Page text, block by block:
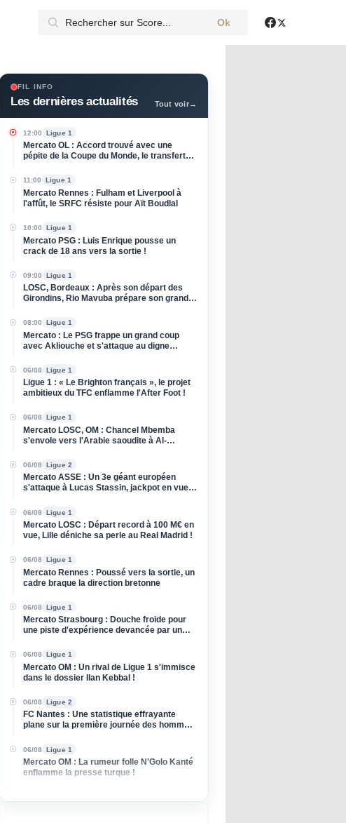
Ok
FIL INFO
Les dernières actualités Tout voir→
12:00 Ligue 1
Mercato OL : Accord trouvé avec une
pépite de la Coupe du Monde, le transfert
11:00 Ligue 1
Mercato Rennes : Fulham et Liverpool à
l'affût, le SRFC résiste pour Aït Boudlal
10:00 Ligue 1
Mercato PSG : Luis Enrique pousse un
crack de 18 ans vers la sortie !
09:00 Ligue 1
LOSC, Bordeaux : Après son départ des
Girondins, Rio Mavuba prépare son grand
08:00 Ligue 1
Mercato : Le PSG frappe un grand coup
avec Akliouche et s'attaque au digne
06/08 Ligue 1
Ligue 1 : « Le Brighton français », le projet
ambitieux du TFC enflamme l'After Foot !
06/08 Ligue 1
Mercato LOSC, OM : Chancel Mbemba
s'envole vers l'Arabie saoudite à Al-
06/08 Ligue 2
Mercato ASSE : Un 3e géant européen
s'attaque à Lucas Stassin, jackpot en vue
06/08 Ligue 1
Mercato LOSC : Départ record à 100 M€ en
vue, Lille déniche sa perle au Real Madrid !
06/08 Ligue 1
Mercato Rennes : Poussé vers la sortie, un
cadre braque la direction bretonne
06/08 Ligue 1
Mercato Strasbourg : Douche froide pour
une piste d'expérience devancée par un
06/08 Ligue 1
Mercato OM : Un rival de Ligue 1 s'immisce
dans le dossier Ilan Kebbal !
06/08 Ligue 2
FC Nantes : Une statistique effrayante
plane sur la première journée des hommes
06/08 Ligue 1
Mercato OM : La rumeur folle N'Golo Kanté
enflamme la presse turque !